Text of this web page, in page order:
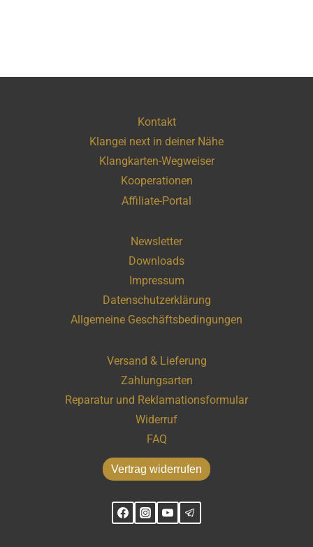
Kontakt
Klangei next in deiner Nähe
Klangkarten-Wegweiser
Kooperationen
Affiliate-Portal
Newsletter
Downloads
Impressum
Datenschutzerklärung
Allgemeine Geschäftsbedingungen
Versand & Lieferung
Zahlungsarten
Reparatur und Reklamationsformular
Widerruf
FAQ
Vertrag widerrufen